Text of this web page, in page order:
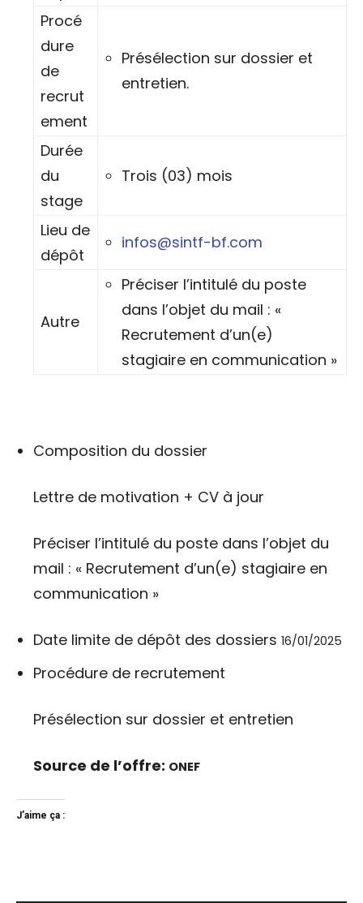
Procé
dure
de
recrut
ement
Présélection sur dossier et
entretien.
Durée
du
stage
Trois (03) mois
Lieu de
dépôt
infos@sintf-bf.com
Autre
Préciser l’intitulé du poste
dans l’objet du mail : «
Recrutement d’un(e)
stagiaire en communication »
Composition du dossier
Lettre de motivation + CV à jour
Préciser l’intitulé du poste dans l’objet du
mail : « Recrutement d’un(e) stagiaire en
communication »
Date limite de dépôt des dossiers 16/01/2025
Procédure de recrutement
Présélection sur dossier et entretien
Source de l’offre: ONEF
J’aime ça :